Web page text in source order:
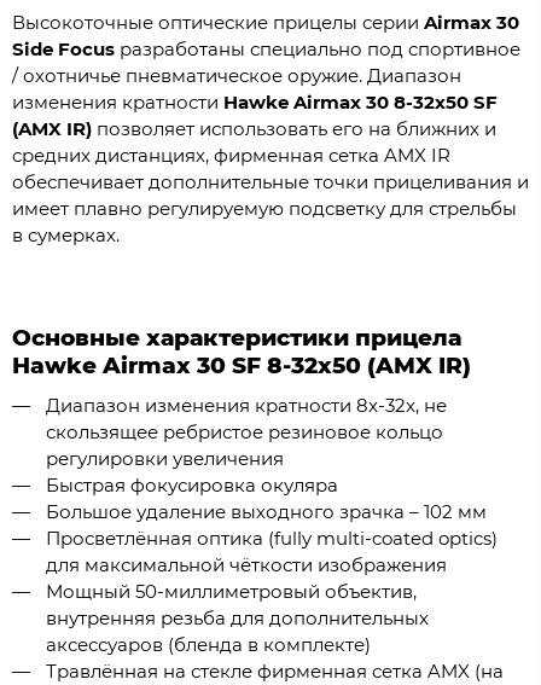
Высокоточные оптические прицелы серии Airmax 30
Side Focus разработаны специально под спортивное
/ охотничье пневматическое оружие. Диапазон
изменения кратности Hawke Airmax 30 8-32x50 SF
(AMX IR) позволяет использовать его на ближних и
средних дистанциях, фирменная сетка AMX IR
обеспечивает дополнительные точки прицеливания и
имеет плавно регулируемую подсветку для стрельбы
в сумерках.
Основные характеристики прицела
Hawke Airmax 30 SF 8-32x50 (AMX IR)
Диапазон изменения кратности 8x-32x, не
скользящее ребристое резиновое кольцо
регулировки увеличения
Быстрая фокусировка окуляра
Большое удаление выходного зрачка – 102 мм
Просветлённая оптика (fully multi-coated optics)
для максимальной чёткости изображения
Мощный 50-миллиметровый объектив,
внутренняя резьба для дополнительных
аксессуаров (бленда в комплекте)
Травлённая на стекле фирменная сетка AMX (на